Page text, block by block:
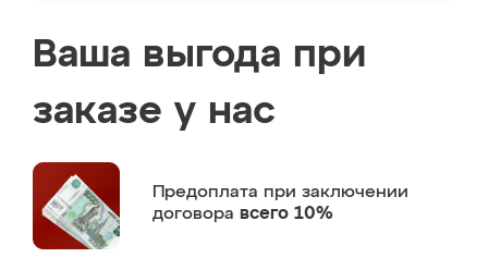
Ваша выгода при
заказе у нас
Предоплата при заключении
договора всего 10%